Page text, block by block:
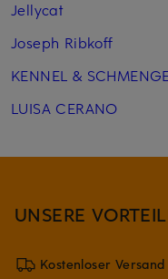
Jellycat
Joseph Ribkoff
KENNEL &
LUISA CERANO
UNSERE
Kostenloser